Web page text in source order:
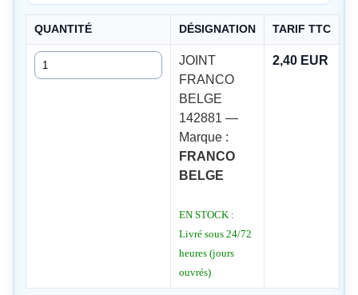
QUANTITÉ DÉSIGNATION TARIF TTC
Quantité
JOINT
FRANCO
BELGE
142881 —
Marque :
FRANCO
BELGE
EN STOCK :
Livré sous 24/72
heures (jours
ouvrés)
2,40 EUR